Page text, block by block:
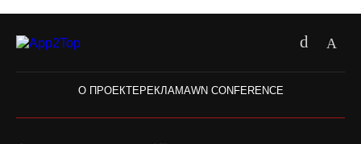
О ПРОЕКТЕРЕКЛАМАWN CONFERENCE